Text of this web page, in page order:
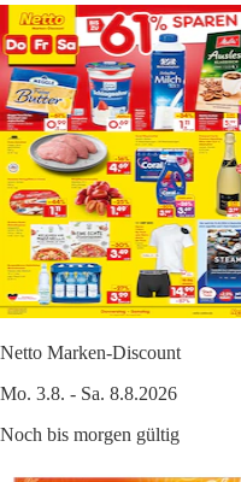
Netto Marken-Discount
Mo. 3.8. - Sa. 8.8.2026
Noch bis morgen gültig